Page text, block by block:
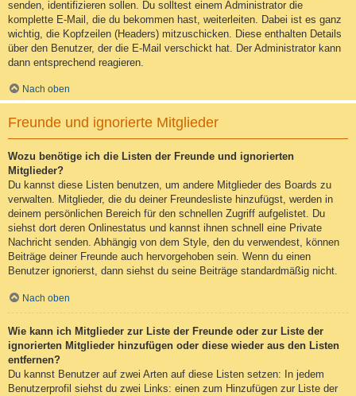
senden, identifizieren sollen. Du solltest einem Administrator die
komplette E-Mail, die du bekommen hast, weiterleiten. Dabei ist es ganz
wichtig, die Kopfzeilen (Headers) mitzuschicken. Diese enthalten Details
über den Benutzer, der die E-Mail verschickt hat. Der Administrator kann
dann entsprechend reagieren.
Nach oben
Freunde und ignorierte Mitglieder
Wozu benötige ich die Listen der Freunde und ignorierten
Mitglieder?
Du kannst diese Listen benutzen, um andere Mitglieder des Boards zu
verwalten. Mitglieder, die du deiner Freundesliste hinzufügst, werden in
deinem persönlichen Bereich für den schnellen Zugriff aufgelistet. Du
siehst dort deren Onlinestatus und kannst ihnen schnell eine Private
Nachricht senden. Abhängig von dem Style, den du verwendest, können
Beiträge deiner Freunde auch hervorgehoben sein. Wenn du einen
Benutzer ignorierst, dann siehst du seine Beiträge standardmäßig nicht.
Nach oben
Wie kann ich Mitglieder zur Liste der Freunde oder zur Liste der
ignorierten Mitglieder hinzufügen oder diese wieder aus den Listen
entfernen?
Du kannst Benutzer auf zwei Arten auf diese Listen setzen: In jedem
Benutzerprofil siehst du zwei Links: einen zum Hinzufügen zur Liste der